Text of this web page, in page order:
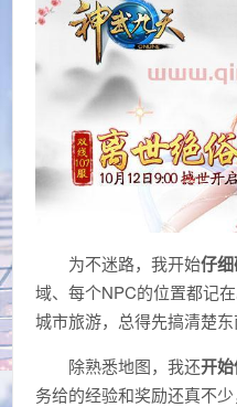
为不迷路，我开始仔
域、每个NPC的位置都记
城市旅游，总得先搞清楚
除熟悉地图，我还开
务给的经验和奖励还真不